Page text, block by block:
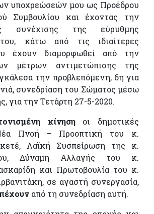
υποχρεώσεών μου ως Προέδρου
Συμβουλίου και έχοντας την
συνέχισης της εύρυθμης
του, κάτω από τις ιδιαίτερες
έχουν διαμορφωθεί από την
μέτρων αντιμετώπισης της
την προβλεπόμενη, 6η για
συνεδρίαση του Σώματος μέσω
για την Τετάρτη 27-5-2020.
κίνησηοι δημοτικές
Νέα Πνοή – Προοπτική του κ.
Λαϊκή Συσπείρωση της κ.
Δύναμη Αλλαγής του κ.
και Πρωτοβουλία του κ.
σε αγαστή συνεργασία,
από τη συνεδρίαση αυτή.